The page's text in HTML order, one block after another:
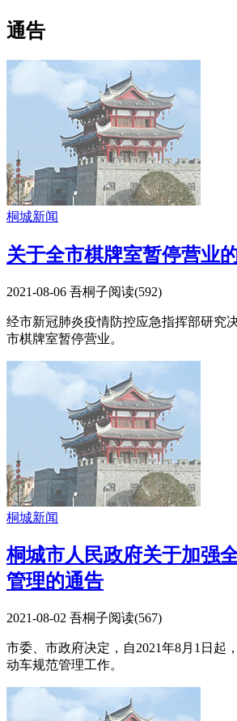
通告
桐城新闻
关于全市棋牌室暂停营业
2021-08-06 吾桐子阅读(592)
经市新冠肺炎疫情防控应急指挥部研究
市棋牌室暂停营业。
桐城新闻
桐城市人民政府关于加强
管理的通告
2021-08-02 吾桐子阅读(567)
市委、市政府决定，自2021年8月1日起
动车规范管理工作。